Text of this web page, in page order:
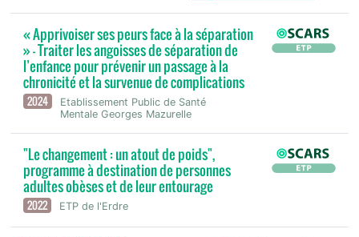
« Apprivoiser ses peurs face à la séparation
» - Traiter les angoisses de séparation de
l’enfance pour prévenir un passage à la
chronicité et la survenue de complications
2024
Etablissement Public de Santé
Mentale Georges Mazurelle
"Le changement : un atout de poids",
programme à destination de personnes
adultes obèses et de leur entourage
2022 ETP de l'Erdre